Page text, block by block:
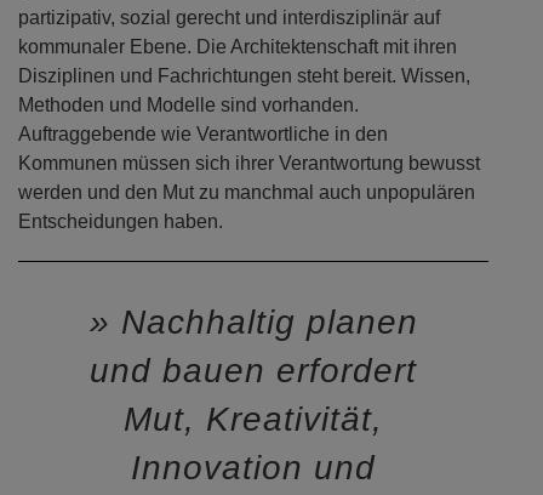
partizipativ, sozial gerecht und interdisziplinär auf
kommunaler Ebene. Die Architektenschaft mit ihren
Disziplinen und Fachrichtungen steht bereit. Wissen,
Methoden und Modelle sind vorhanden.
Auftraggebende wie Verantwortliche in den
Kommunen müssen sich ihrer Verantwortung bewusst
werden und den Mut zu manchmal auch unpopulären
Entscheidungen haben.
Nachhaltig planen
und bauen erfordert
Mut, Kreativität,
Innovation und